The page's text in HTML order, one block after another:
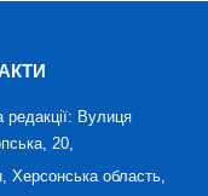
редакції: Вулиця
20,
Херсонська область,